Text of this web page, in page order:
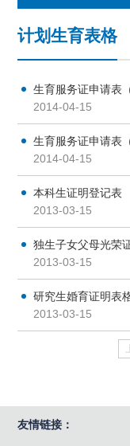
计划生育表格
生育服务证申请表
2014-04-15
生育服务证申请表
2014-04-15
本科生证明登记表
2013-03-15
独生子女父母光荣
2013-03-15
研究生婚育证明表
2013-03-15
友情链接：